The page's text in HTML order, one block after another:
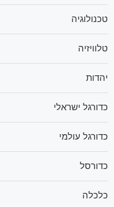
טכנולוגיה
טלוויזיה
יהדות
כדורגל ישראלי
כדורגל עולמי
כדורסל
כלכלה